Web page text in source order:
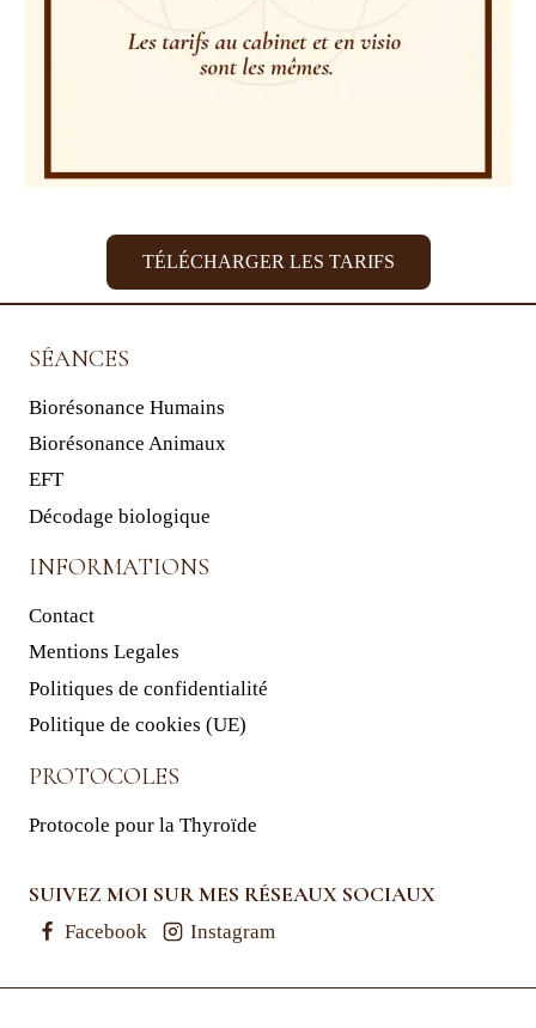
TÉLÉCHARGER LES TARIFS
SÉANCES
Biorésonance Humains
Biorésonance Animaux
EFT
Décodage biologique
INFORMATIONS
Contact
Mentions Legales
Politiques de confidentialité
Politique de cookies (UE)
PROTOCOLES
Protocole pour la Thyroïde
SUIVEZ MOI SUR MES RÉSEAUX SOCIAUX
Facebook Instagram